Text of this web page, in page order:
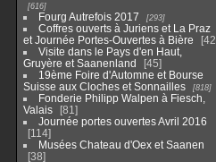
616
Fourg Autrefois 2017 293
Coffres ouverts à Juriens et La Praz
et Journée Portes-Ouvertes à Bière
42
Visite dans le Pays d'en Haut,
Gruyère et Saanenland
45
19ème Foire d'Automne et Bourse
Suisse aux Cloches et Sonnailles
818
Fonderie Philipp Walpen à Fiesch,
Valais
81
Journée portes ouvertes Avril 2016
114
Musées Chateau d'Oex et Saanen
38